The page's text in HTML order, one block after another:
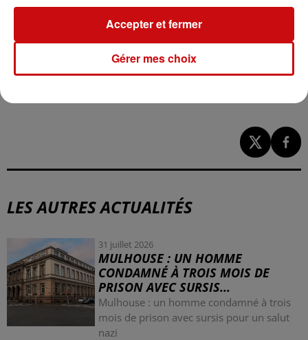
cocktails Molotov. Nous ne sommes pas là pour risquer
notre vie à cause d’agressions."
Ces violences suscitent des inquiétudes au sein de la
profession. Elles pourraient décourager de nouvelles
les volontaires.
LES AUTRES ACTUALITÉS
31 juillet 2026
MULHOUSE : UN HOMME
CONDAMNÉ À TROIS MOIS DE
PRISON AVEC SURSIS...
Mulhouse : un homme condamné à trois
mois de prison avec sursis pour un salut
nazi
Gérer mes choix
Accepter et fermer